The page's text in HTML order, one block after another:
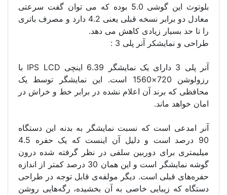
بلوتوث این گوشی 5.0 بوده که می توان گفت سرعتی
معادل دو برابر نسخه قبلی یعنی 4.2 دارد و مصرف باتری
را تا حد بسیار زیادی کاهش می دهد.
طراحی و نمایشکر آنر پلی 3 :
آنر پلی 3 دارای یک نمایشگر 6.39 اینچی IPS LCD با
رزولوشن 720×1560 است. این نمایشگر توسط یک
محافظی که برند آن اعلام نشده در برابر خط و خراش در
امان خواهد ماند.
آنر امدعی است که نسبت نمایشگر به بدنه این دستگاه
90 درصد است و دلیل آن اینست که یک حفره 4.5
میلیمتری برای دوربین سلفی در نظر گرفته شده درون
گوشه نمایشگر است و این همان 30 درصد کمتر از اندازه
حفره‌های قبلی است. دیگر مولفه‌ی قابل توجه در طراحی
دستگاه که زیبایی خاصی به آن بخشیده، رگه‌هایی روشن